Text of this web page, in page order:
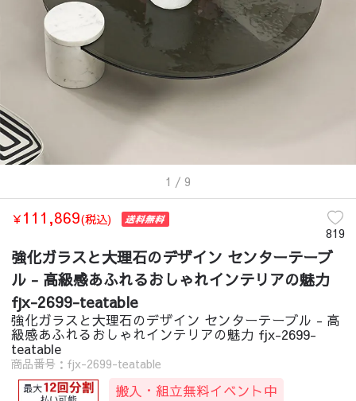
1 / 9
￥111,869(税込)
819
強化ガラスと大理石のデザイン センターテーブ
ル - 高級感あふれるおしゃれインテリアの魅力
fjx-2699-teatable
強化ガラスと大理石のデザイン センターテーブル - 高
級感あふれるおしゃれインテリアの魅力 fjx-2699-
teatable
商品番号：fjx-2699-teatable
搬入・組立無料イベント中